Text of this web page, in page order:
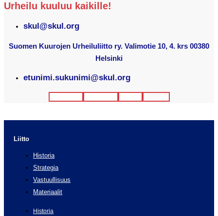
Urheilu kuuluu kaikille!
skul@skul.org
Suomen Kuurojen Urheiluliitto ry. Valimotie 10, 4. krs 00380
Helsinki
etunimi.sukunimi@skul.org
Liitto
Historia
Strategia
Vastuullisuus
Materiaalit
Historia